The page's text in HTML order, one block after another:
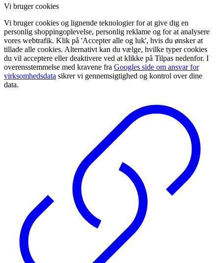
Vi bruger cookies
Vi bruger cookies og lignende teknologier for at give dig en
personlig shoppingoplevelse, personlig reklame og for at analysere
vores webtrafik. Klik på 'Accepter alle og luk', hvis du ønsker at
tillade alle cookies. Alternativt kan du vælge, hvilke typer cookies
du vil acceptere eller deaktivere ved at klikke på Tilpas nedenfor. I
overensstemmelse med kravene fra Googles side om ansvar for
virksomhedsdata sikrer vi gennemsigtighed og kontrol over dine
data.